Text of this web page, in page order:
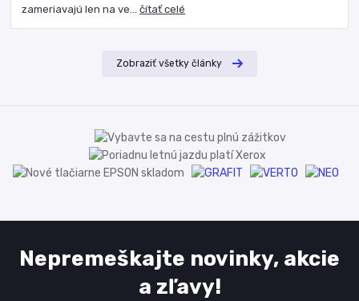
zameriavajú len na ve...čítať celé
Zobraziť všetky články
Nepremeškajte novinky, akcie
a zľavy!